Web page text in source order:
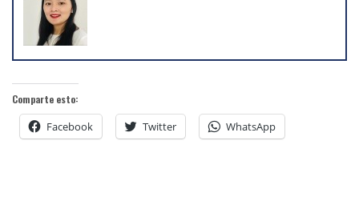
Comparte esto:
Facebook Twitter WhatsApp